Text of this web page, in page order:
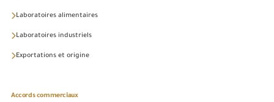
Laboratoires alimentaires
Laboratoires industriels
Exportations et origine
Accords commerciaux